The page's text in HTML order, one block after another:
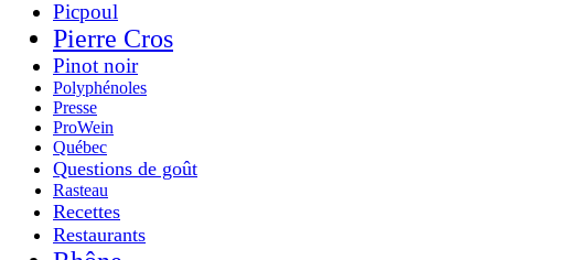
Picpoul
Pierre Cros
Pinot noir
Polyphénoles
Presse
ProWein
Québec
Questions de goût
Rasteau
Recettes
Restaurants